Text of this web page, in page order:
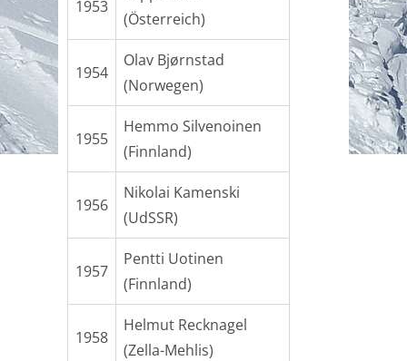
1953
(Österreich)
1954
Olav Bjørnstad
(Norwegen)
1955
Hemmo Silvenoinen
(Finnland)
1956
Nikolai Kamenski
(UdSSR)
1957
Pentti Uotinen
(Finnland)
1958
Helmut Recknagel
(Zella-Mehlis)